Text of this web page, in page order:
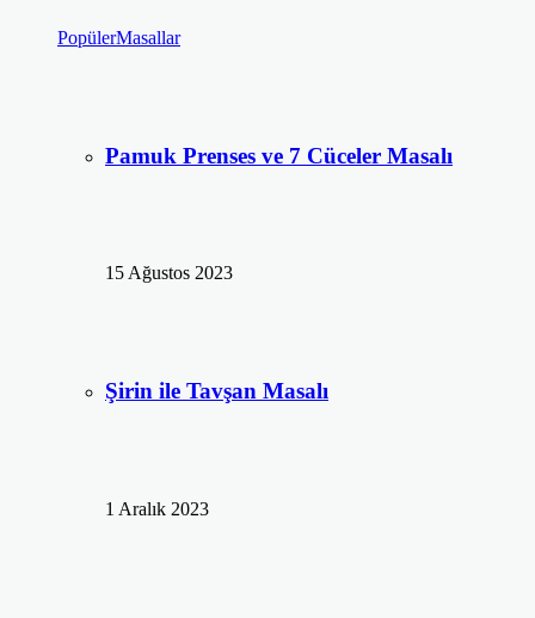
PopülerMasallar
Pamuk Prenses ve 7 Cüceler Masalı
15 Ağustos 2023
Şirin ile Tavşan Masalı
1 Aralık 2023